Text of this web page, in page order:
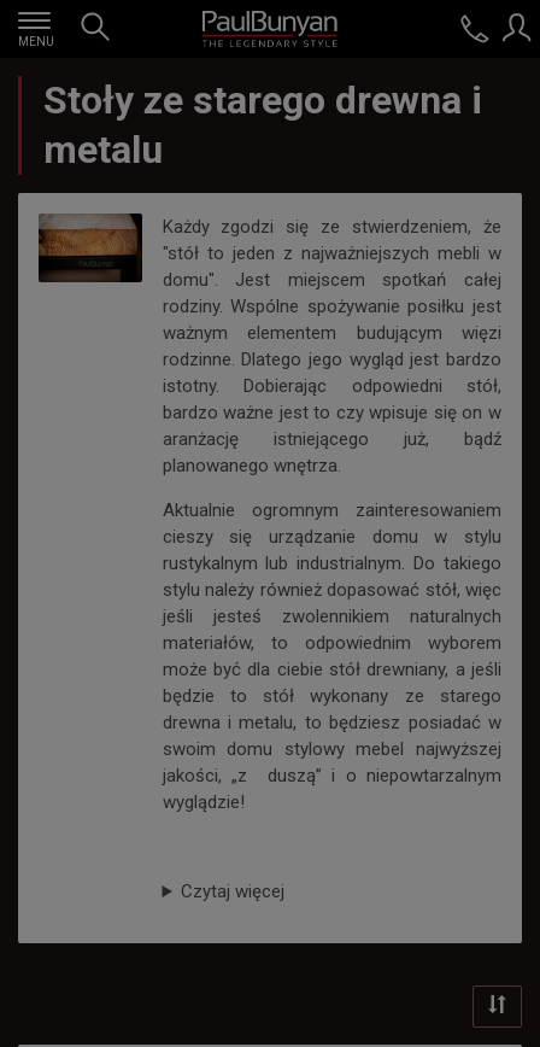
MENU
Stoły ze starego drewna i
metalu
Każdy zgodzi się ze stwierdzeniem, że
"stół to jeden z najważniejszych mebli w
domu". Jest miejscem spotkań całej
rodziny. Wspólne spożywanie posiłku jest
ważnym elementem budującym więzi
rodzinne. Dlatego jego wygląd jest bardzo
istotny. Dobierając odpowiedni stół,
bardzo ważne jest to czy wpisuje się on w
aranżację istniejącego już, bądź
planowanego wnętrza.
Aktualnie ogromnym zainteresowaniem
cieszy się urządzanie domu w stylu
rustykalnym lub industrialnym. Do takiego
stylu należy również dopasować stół, więc
jeśli jesteś zwolennikiem naturalnych
materiałów, to odpowiednim wyborem
może być dla ciebie stół drewniany, a jeśli
będzie to stół wykonany ze starego
drewna i metalu, to będziesz posiadać w
swoim domu stylowy mebel najwyższej
jakości, „z duszą” i o niepowtarzalnym
wyglądzie!
Czytaj więcej